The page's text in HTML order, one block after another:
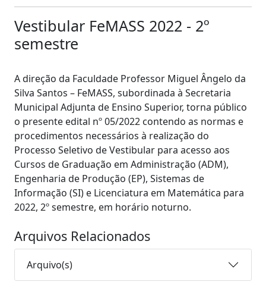
Vestibular FeMASS 2022 - 2º
semestre
A direção da Faculdade Professor Miguel Ângelo da
Silva Santos – FeMASS, subordinada à Secretaria
Municipal Adjunta de Ensino Superior, torna público
o presente edital nº 05/2022 contendo as normas e
procedimentos necessários à realização do
Processo Seletivo de Vestibular para acesso aos
Cursos de Graduação em Administração (ADM),
Engenharia de Produção (EP), Sistemas de
Informação (SI) e Licenciatura em Matemática para
2022, 2º semestre, em horário noturno.
Arquivos Relacionados
Arquivo(s)